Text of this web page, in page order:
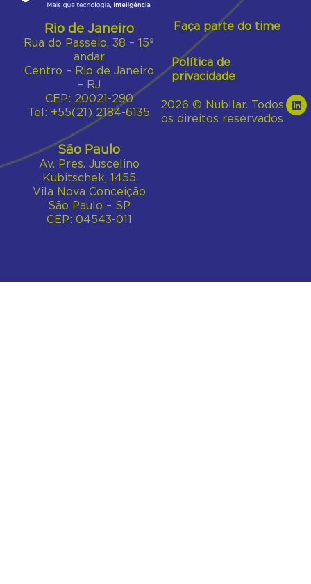
Rio de Janeiro
Rua do Passeio, 38 – 15º
andar
Centro – Rio de Janeiro
– RJ
CEP: 20021-290
Tel: +55(21) 2184-6135
São Paulo
Av. Pres. Juscelino
Kubitschek, 1455
Vila Nova Conceição
São Paulo – SP
CEP: 04543-011
Faça parte do time
Política de
privacidade
2026 © Nubllar. Todos
os direitos reservados